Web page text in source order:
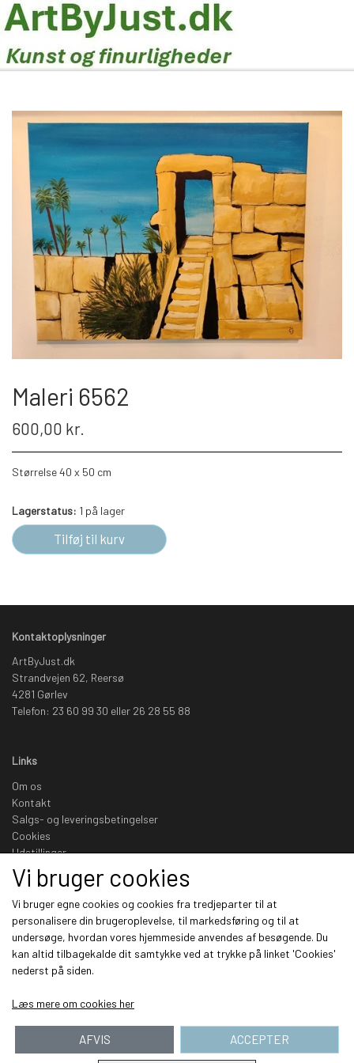
Maleri 6562
600,00 kr.
Størrelse 40 x 50 cm
Lagerstatus: 1 på lager
Tilføj til kurv
Kontaktoplysninger
ArtByJust.dk
Strandvejen 62, Reersø
4281 Gørlev
Telefon: 23 60 99 30 eller 26 28 55 88
Links
Om os
Kontakt
Salgs- og leveringsbetingelser
Cookies
Udstillinger
Sociale medier
Modtag vores nyhedsbrev via e-mail
(mere information)
Vi bruger cookies
Vi bruger egne cookies og cookies fra tredjeparter til at
personalisere din brugeroplevelse, til markedsføring og til at
undersøge, hvordan vores hjemmeside anvendes af besøgende. Du
kan altid tilbagekalde dit samtykke ved at trykke på linket 'Cookies'
nederst på siden.
Læs mere om cookies her
AFVIS ACCEPTER